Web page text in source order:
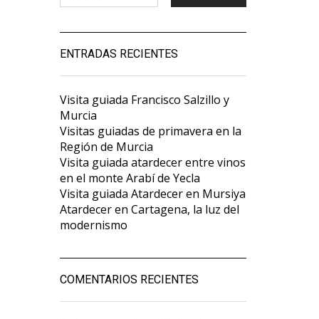
ENTRADAS RECIENTES
Visita guiada Francisco Salzillo y
Murcia
Visitas guiadas de primavera en la
Región de Murcia
Visita guiada atardecer entre vinos
en el monte Arabí de Yecla
Visita guiada Atardecer en Mursiya
Atardecer en Cartagena, la luz del
modernismo
COMENTARIOS RECIENTES